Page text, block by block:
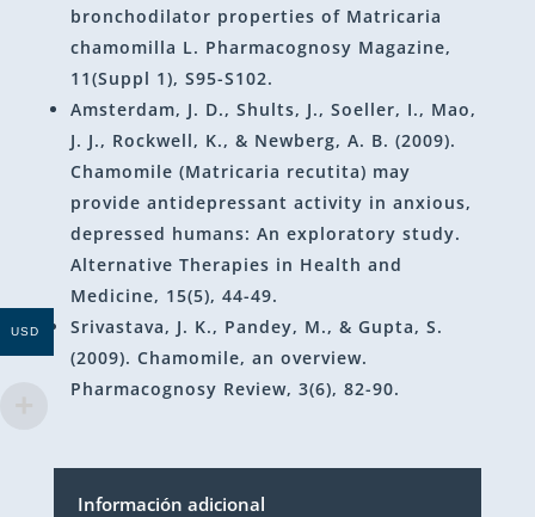
bronchodilator properties of Matricaria
chamomilla L. Pharmacognosy Magazine,
11(Suppl 1), S95-S102.
Amsterdam, J. D., Shults, J., Soeller, I., Mao,
J. J., Rockwell, K., & Newberg, A. B. (2009).
Chamomile (Matricaria recutita) may
provide antidepressant activity in anxious,
depressed humans: An exploratory study.
Alternative Therapies in Health and
Medicine, 15(5), 44-49.
Srivastava, J. K., Pandey, M., & Gupta, S.
(2009). Chamomile, an overview.
Pharmacognosy Review, 3(6), 82-90.
Información adicional
USD